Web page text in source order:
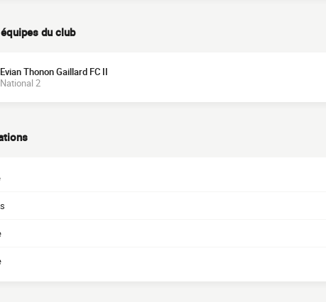
du club
Evian Thonon Gaillard FC II
National 2